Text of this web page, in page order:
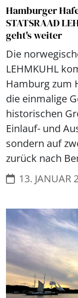
Hamburger
STATSRAAD
geht's weiter
Die
LEHMKUHL
Hamburg zum
die einmalige
historischen
Einlauf- und
sondern auf
zurück nach
13. JANUAR